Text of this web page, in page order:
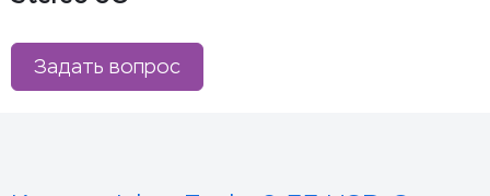
Задать вопрос